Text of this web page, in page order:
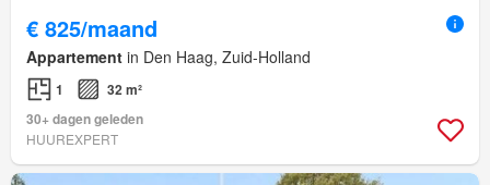
€ 825/maand
Appartement in Den Haag, Zuid-Holland
1
32 m²
30+ dagen geleden
HUUREXPERT